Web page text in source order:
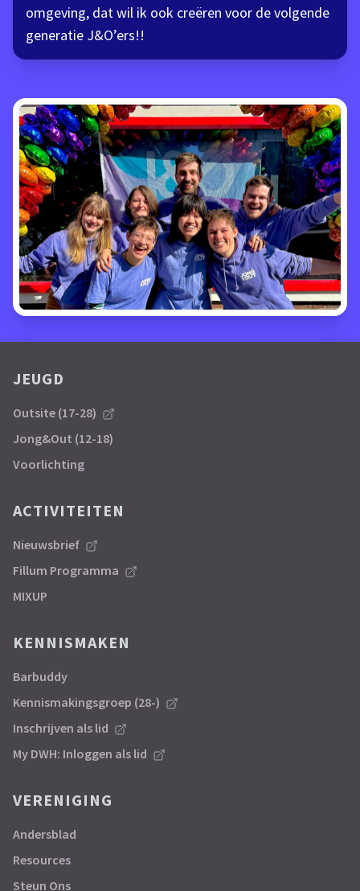
omgeving, dat wil ik ook creëren voor de volgende
generatie J&O’ers!!
JEUGD
Outsite (17-28)
Jong&Out (12-18)
Voorlichting
ACTIVITEITEN
Nieuwsbrief
Fillum Programma
MIXUP
KENNISMAKEN
Barbuddy
Kennismakingsgroep (28-)
Inschrijven als lid
My DWH: Inloggen als lid
VERENIGING
Andersblad
Resources
Steun Ons